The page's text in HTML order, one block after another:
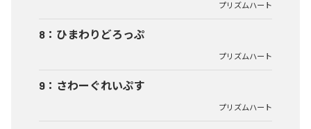
プリズムハート
8 ： ひまわりどろっぷ
プリズムハート
9 ： さわーぐれいぷす
プリズムハート